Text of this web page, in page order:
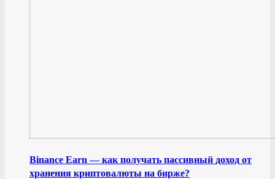
Binance Earn — как получать пассивный доход от
хранения криптовалюты на бирже?